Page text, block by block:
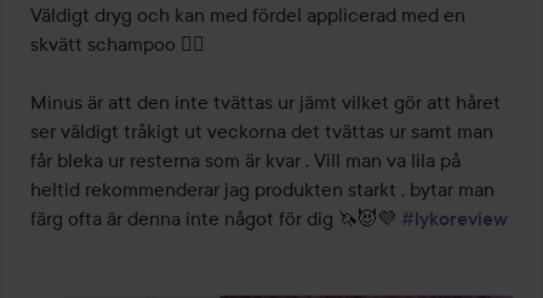
Väldigt dryg och kan med fördel applicerad med en
skvätt schampoo 👌🏻
Minus är att den inte tvättas ur jämt vilket gör att håret
ser väldigt tråkigt ut veckorna det tvättas ur samt man
får bleka ur resterna som är kvar . Vill man va lila på
heltid rekommenderar jag produkten starkt , bytar man
färg ofta är denna inte något för dig 🦄😈💜 #lykoreview